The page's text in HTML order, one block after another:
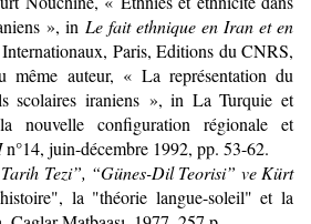
», in Le fait ethnique en Iran et en
Paris, Editions du CNRS,
même auteur, « La représentation du
scolaires iraniens », in La Turquie et
nouvelle configuration régionale et
n°14, juin-décembre 1992, pp. 53-62.
Tezi”, “Günes-Dil Teorisi” ve Kürt
la "théorie langue-soleil" et la